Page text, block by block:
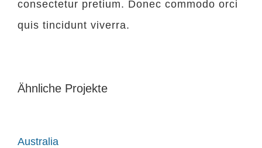
consectetur pretium. Donec commodo orci
quis tincidunt viverra.
Ähnliche Projekte
Australia